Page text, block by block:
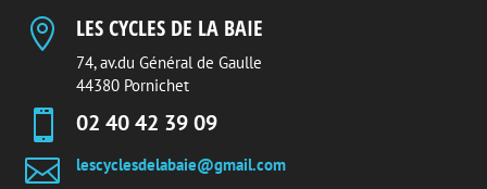
 LES CYCLES DE LA BAIE
74, av.du Général de Gaulle
44380 Pornichet
 02 40 42 39 09
 lescyclesdelabaie@gmail.com